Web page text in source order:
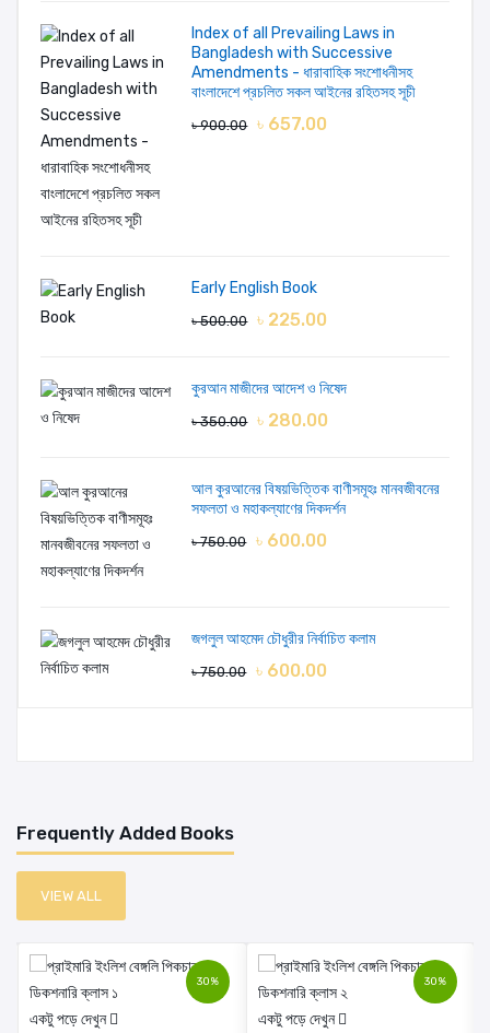
Index of all Prevailing Laws in
Bangladesh with Successive
Amendments - ধারাবাহিক সংশোধনীসহ
বাংলাদেশে প্রচলিত সকল আইনের রহিতসহ সূচী
৳ 900.00 ৳ 657.00
Early English Book
৳ 500.00 ৳ 225.00
কুরআন মাজীদের আদেশ ও নিষেদ
৳ 350.00 ৳ 280.00
আল কুরআনের বিষয়ভিত্তিক বাণীসমূহঃ মানবজীবনের
সফলতা ও মহাকল্যাণের দিকদর্শন
৳ 750.00 ৳ 600.00
জগলুল আহমেদ চৌধুরীর নির্বাচিত কলাম
৳ 750.00 ৳ 600.00
Frequently Added Books
VIEW ALL
30%
একটু পড়ে দেখুন
30%
একটু পড়ে দেখুন